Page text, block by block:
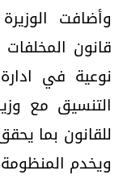
وأضافت
قانون
نوعية في
التنسيق مع
للقانون بما
ويخدم المنظومة